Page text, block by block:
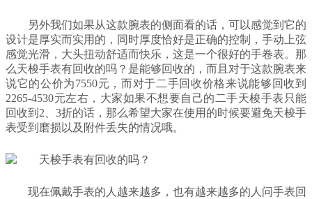
另外我们如果从这款腕表的侧面看的话，可以感觉到它的
设计是厚实而实用的，同时厚度恰好是正确的控制，手动上弦
感觉光滑，大头扭动舒适而快乐，这是一个很好的手卷表。那
么天梭手表有回收的吗？是能够回收的，而且对于这款腕表来
说它的公价为7550元，而对于二手回收价格来说能够回收到
2265-4530元左右，大家如果不想要自己的二手天梭手表只能
回收到2、3折的话，那么希望大家在使用的时候要避免天梭手
表受到磨损以及附件丢失的情况哦。
现在佩戴手表的人越来越多，也有越来越多的人问手表回